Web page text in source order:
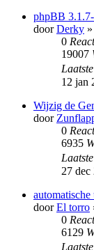
phpBB
doorDerky
0
19007
12 jan
Wijzig de
door
0
6935
27 dec
automatische
doorEl torro
0
6129